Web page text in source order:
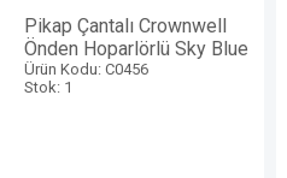
Pikap Çantalı Crownwell
Önden Hoparlörlü Sky Blue
Ürün Kodu: C0456
Stok: 1